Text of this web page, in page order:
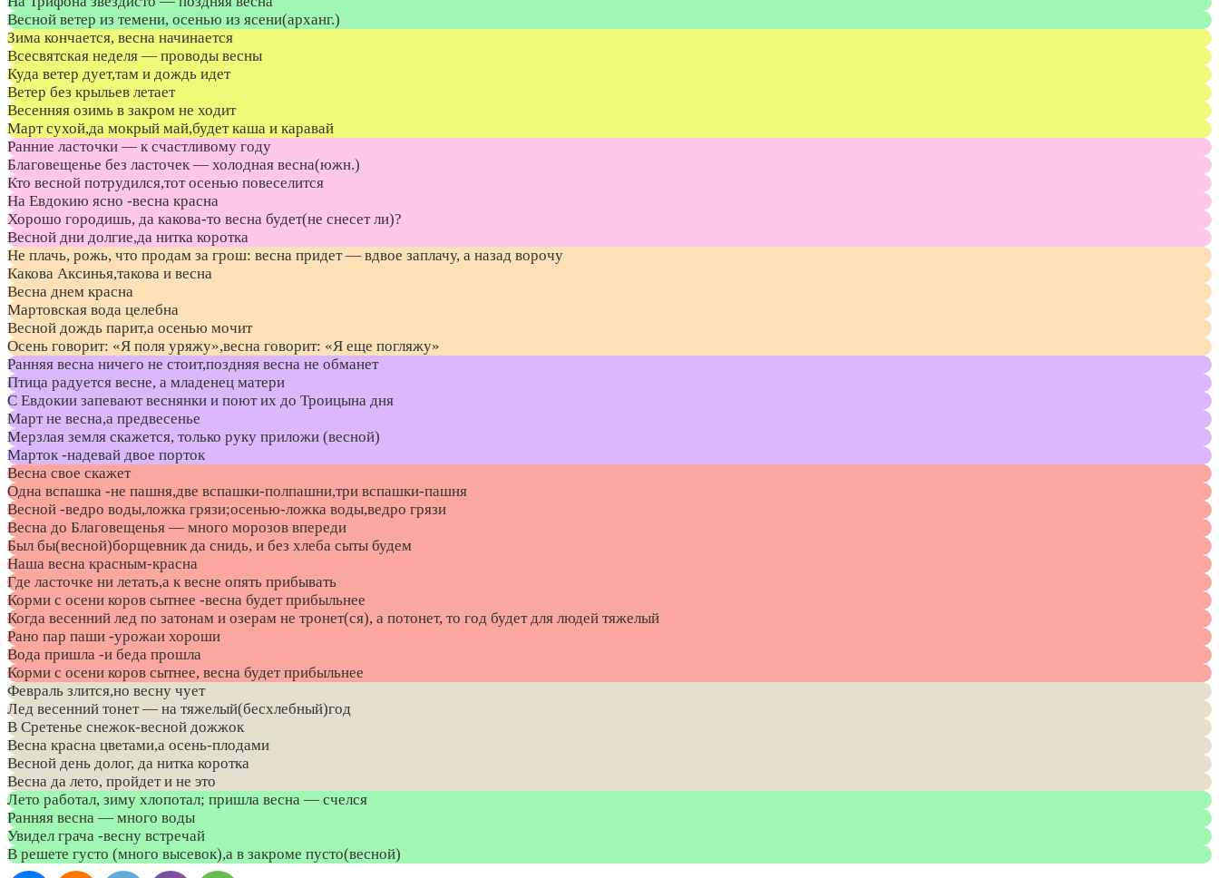
Весной ветер из темени, осенью из ясени(арханг.)
Зима кончается, весна начинается
Всесвятская неделя — проводы весны
Куда ветер дует,там и дождь идет
Ветер без крыльев летает
Весенняя озимь в закром не ходит
Март сухой,да мокрый май,будет каша и каравай
Ранние ласточки — к счастливому году
Благовещенье без ласточек — холодная весна(южн.)
Кто весной потрудился,тот осенью повеселится
На Евдокию ясно -весна красна
Хорошо городишь, да какова-то весна будет(не снесет ли)?
Весной дни долгие,да нитка коротка
Не плачь, рожь, что продам за грош: весна придет — вдвое заплачу, а назад ворочу
Какова Аксинья,такова и весна
Весна днем красна
Мартовская вода целебна
Весной дождь парит,а осенью мочит
Осень говорит: «Я поля уряжу»,весна говорит: «Я еще погляжу»
Ранняя весна ничего не стоит,поздняя весна не обманет
Птица радуется весне, а младенец матери
С Евдокии запевают веснянки и поют их до Троицына дня
Март не весна,а предвесенье
Мерзлая земля скажется, только руку приложи (весной)
Марток -надевай двое порток
Весна свое скажет
Одна вспашка -не пашня,две вспашки-полпашни,три вспашки-пашня
Весной -ведро воды,ложка грязи;осенью-ложка воды,ведро грязи
Весна до Благовещенья — много морозов впереди
Был бы(весной)борщевник да снидь, и без хлеба сыты будем
Наша весна красным-красна
Где ласточке ни летать,а к весне опять прибывать
Корми с осени коров сытнее -весна будет прибыльнее
Когда весенний лед по затонам и озерам не тронет(ся), а потонет, то год будет для людей тяжелый
Рано пар паши -урожаи хороши
Вода пришла -и беда прошла
Корми с осени коров сытнее, весна будет прибыльнее
Февраль злится,но весну чует
Лед весенний тонет — на тяжелый(бесхлебный)год
В Сретенье снежок-весной дожжок
Весна красна цветами,а осень-плодами
Весной день долог, да нитка коротка
Весна да лето, пройдет и не это
Лето работал, зиму хлопотал; пришла весна — счелся
Ранняя весна — много воды
Увидел грача -весну встречай
В решете густо (много высевок),а в закроме пусто(весной)